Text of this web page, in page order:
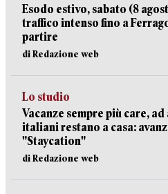
Esodo estivo, sabato (8
traffico intenso fino a
partire
di Redazione web
Lo studio
Vacanze sempre più care,
italiani restano a casa:
"Staycation"
di Redazione web